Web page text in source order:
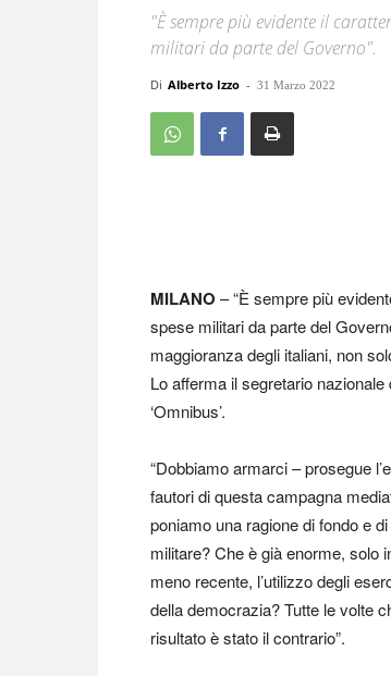
"È sempre più evidente il
militari da parte del Governo".
Di Alberto Izzo - 31 Marzo 2022
MILANO – “È sempre più
spese militari da parte del
maggioranza degli italiani, non
Lo afferma il segretario
‘Omnibus’.
“Dobbiamo armarci – prosegue
fautori di questa campagna
poniamo una ragione di fondo e
militare? Che è già enorme, solo
meno recente, l’utilizzo degli
della democrazia? Tutte le volte
risultato è stato il contrario”.